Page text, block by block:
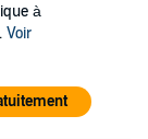
à
Voir